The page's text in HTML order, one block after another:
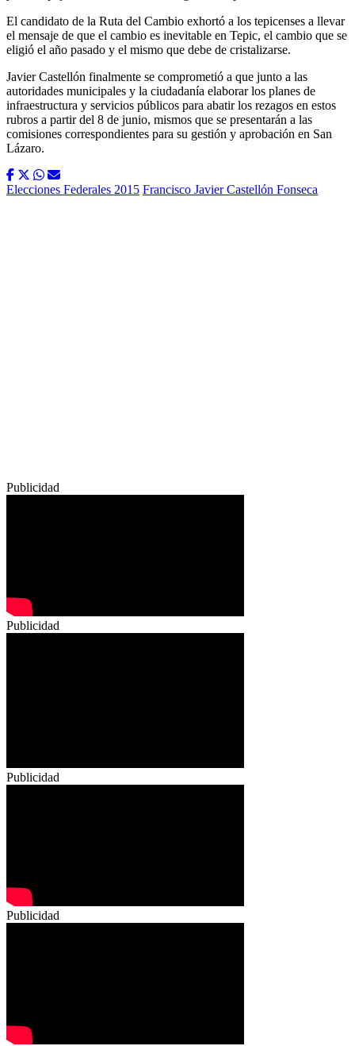
El candidato de la Ruta del Cambio exhortó a los tepicenses a llevar
el mensaje de que el cambio es inevitable en Tepic, el cambio que se
eligió el año pasado y el mismo que debe de cristalizarse.
Javier Castellón finalmente se comprometió a que junto a las
autoridades municipales y la ciudadanía elaborar los planes de
infraestructura y servicios públicos para abatir los rezagos en estos
rubros a partir del 8 de junio, mismos que se presentarán a las
comisiones correspondientes para su gestión y aprobación en San
Lázaro.
Elecciones Federales 2015 Francisco Javier Castellón Fonseca
Publicidad
Publicidad
Publicidad
Publicidad